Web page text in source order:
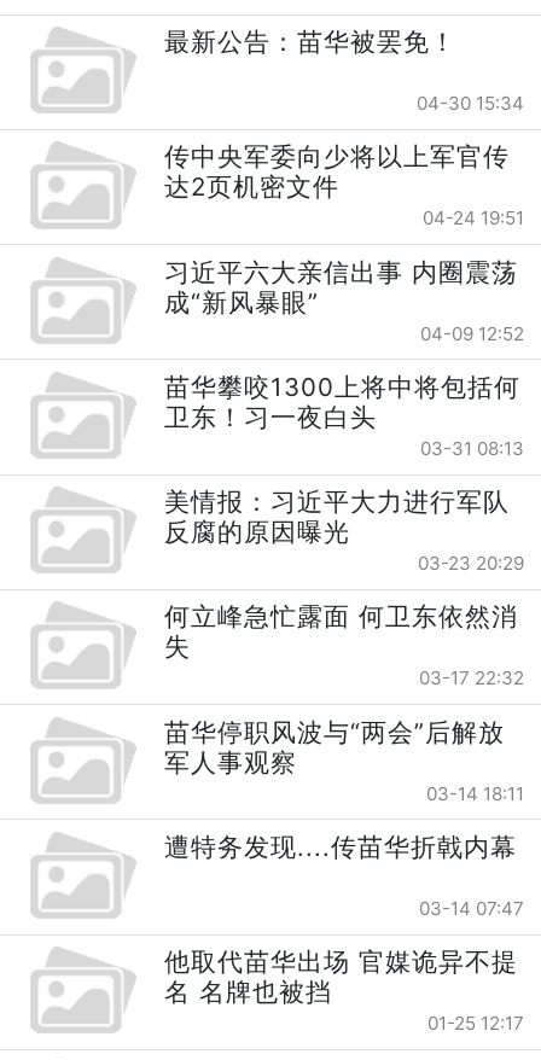
最新公告：苗华被罢免！
04-30 15:34
传中央军委向少将以上军官传
达2页机密文件
04-24 19:51
习近平六大亲信出事 内圈震荡
成“新风暴眼”
04-09 12:52
苗华攀咬1300上将中将包括何
卫东！习一夜白头
03-31 08:13
美情报：习近平大力进行军队
反腐的原因曝光
03-23 20:29
何立峰急忙露面 何卫东依然消
失
03-17 22:32
苗华停职风波与“两会”后解放
军人事观察
03-14 18:11
遭特务发现....传苗华折戟内幕
03-14 07:47
他取代苗华出场 官媒诡异不提
名 名牌也被挡
01-25 12:17